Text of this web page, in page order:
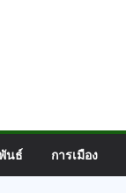
นธ์ การเมือง